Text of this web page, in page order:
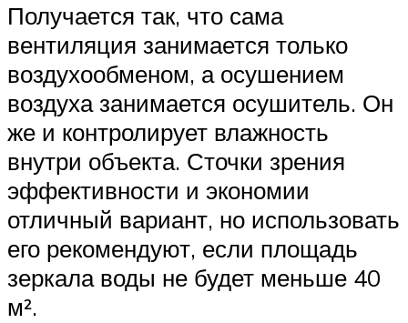
Получается так, что сама
вентиляция занимается только
воздухообменом, а осушением
воздуха занимается осушитель. Он
же и контролирует влажность
внутри объекта. Сточки зрения
эффективности и экономии
отличный вариант, но использовать
его рекомендуют, если площадь
зеркала воды не будет меньше 40
м².